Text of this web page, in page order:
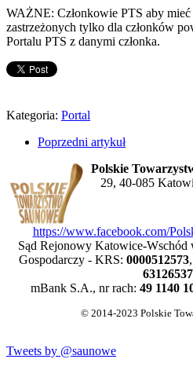
WAŻNE: Członkowie PTS aby mieć
zastrzeżonych tylko dla członków
Portalu PTS z danymi członka.
Kategoria: Portal
Poprzedni artykuł
Polskie
29, 40-085
https://www.facebook.com/
Sąd Rejonowy Katowice-
Gospodarczy - KRS: 0000512573
mBank S.A., nr rach: 49 1140
© 2014-2023 Polskie
Tweets by @saunowe